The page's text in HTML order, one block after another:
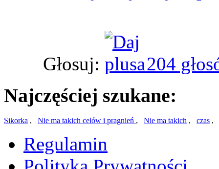
Głosuj: 204
Najczęściej szukane:
Sikorka , Nie ma takich celów i pragnień , Nie ma takich , czas ,
Regulamin